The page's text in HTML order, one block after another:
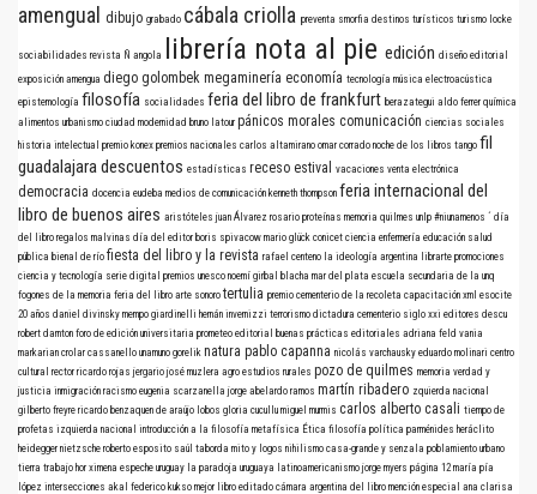
amengual
dibujo grabado cábala criolla preventa smorfia destinos turísticos turismo locke
sociabilidades revista Ñ angola librería nota al pie edición diseño editorial
exposición amengua diego golombek megaminería economía tecnología música electroacústica
epistemología filosofía socialidades feria del libro de frankfurt berazategui aldo ferrer química
alimentos urbanismo ciudad modernidad bruno latour pánicos morales comunicación ciencias sociales
historia intelectual premio konex premios nacionales carlos altamirano omar corrado noche de los libros tango fil
guadalajaradescuentos estadísticas receso estival vacaciones venta electrónica
democracia docencia eudeba medios de comunicación kenneth thompson feria internacional del
libro de buenos aires aristóteles juan Álvarez rosario proteínas memoria quilmes unlp #niunamenos ´ día
del libro regalos malvinas día del editor boris spivacow mario glück conicet ciencia enfermería educación salud
pública bienal de río fiesta del libro y la revista rafael centeno la ideología argentina librarte promociones
ciencia y tecnología serie digital premios unesco noemí girbal blacha mar del plata escuela secundaria de la unq
fogones de la memoria feria del libro arte sonoro tertulia premio cementerio de la recoleta capacitación xml esocite
20 años daniel divinsky mempo giardinelli hernán invernizzi terrorismo dictadura cementerio siglo xxi editores descu
robert darnton foro de edición universitaria prometeo editorial buenas prácticas editoriales adriana feld vania
markarian crolar cassanello unamuno gorelik natura pablo capanna nicolás varchausky eduardo molinari centro
cultural rector ricardo rojas jergario josé muzlera agro estudios rurales pozo de quilmes memoria verdad y
justicia inmigración racismo eugenia scarzanella jorge abelardo ramos martín ribadero zquierda nacional
gilberto freyre ricardo benzaquen de araújo lobos gloria cucullu miguel murmis carlos alberto casali tiempo de
profetas izquierda nacional introducción a la filosofía metafísica Ética filosofía política parménides heráclito
heidegger nietzsche roberto esposito saúl taborda mito y logos nihilismo casa-grande y senzala poblamiento urbano
tierra trabajo hor ximena espeche uruguay la paradoja uruguaya latinoamericanismo jorge myers página 12 maría pía
lópez intersecciones akal federico kukso mejor libro editado cámara argentina del libro mención especial ana clarisa